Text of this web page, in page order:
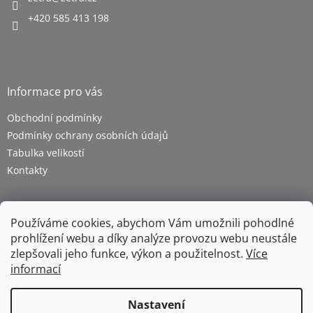
Používáme cookies, abychom Vám umožnili pohodlné
prohlížení webu a díky analýze provozu webu neustále
zlepšovali jeho funkce, výkon a použitelnost. Více
informací
Nastavení
+420 585 413 198
Informace pro vás
Obchodní podmínky
Podmínky ochrany osobních údajů
Tabulka velikostí
Kontakty